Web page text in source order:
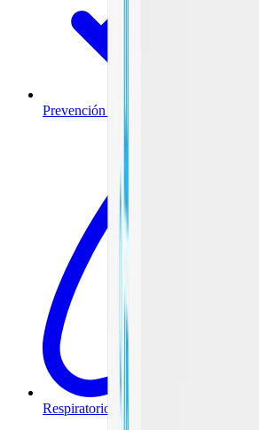
Prevención y tratamiento de infecciones
Respiratorio